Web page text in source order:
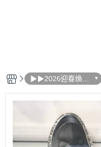
▶▶2026迎春煥新
精品特賣